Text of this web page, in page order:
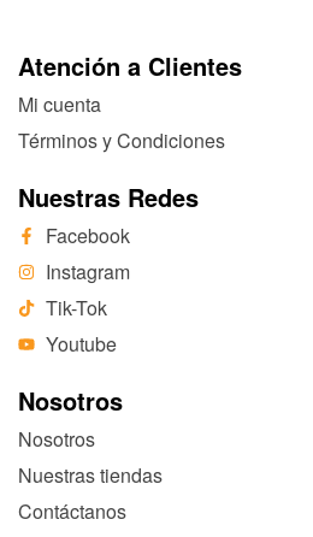
Atención a Clientes
Mi cuenta
Términos y Condiciones
Nuestras Redes
Facebook
Instagram
Tik-Tok
Youtube
Nosotros
Nosotros
Nuestras tiendas
Contáctanos